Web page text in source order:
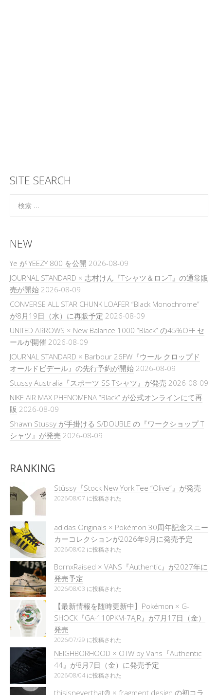
SITE SEARCH
NEW
Ye が YEEZY 800 を公開 2026-08-09
JOURNAL STANDARD × 志村けん『Tシャツ＆ロンT』の通常販
売が開始 2026-08-09
CONVERSE ALL STAR CHUNK LOAFER “Black Monochrome”
が8月19日（水）に再販予定 2026-08-09
UNITED ARROWS × New Balance 1000 “Black” の45%OFF セ
ールが開催 2026-08-09
JOURNAL STANDARD × Barbour 26FW『ウール クロップド
オールドビデール』の先行予約が開始 2026-08-09
Stussy Australia『スポーツ SS Tシャツ』が発売 2026-08-09
NIKE AIR MAX PHENOMENA “Black” が公式オンラインにて再
販 2026-08-09
Shawn Stussy が手掛ける S/DOUBLE の『ワークショップ T
シャツ』が発売 2026-08-09
RANKING
Stüssy『Stock New York Tee “Olive”』が発売
2026/08/07 に投稿された
adidas Originals × Pokémon 30周年記念スニー
カーコレクションが2026年9月に発売予定
2026/08/02 に投稿された
BornxRaised × VANS『Authentic』が2027年に
発売予定
2026/08/03 に投稿された
【最新情報を随時更新中】Pokémon × G-
SHOCK『GA-110PKM-7AJR』が7月17日（金）
発売
2026/07/29 に投稿された
NEIGHBORHOOD × OTW by Vans『Authentic
44』が8月7日（金）に発売予定
2026/08/04 に投稿された
thisisneverthat® × fragment design の初コラ